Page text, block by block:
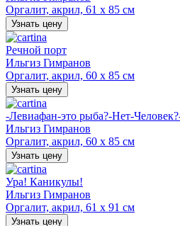
Оргалит, акрил, 61 х 85 см
Узнать цену
Речной порт
Ильгиз Гимранов
Оргалит, акрил, 60 х 85 см
Узнать цену
-Левиафан-это рыба?-Нет-
Ильгиз Гимранов
Оргалит, акрил, 60 х 85 см
Узнать цену
Ура! Каникулы!
Ильгиз Гимранов
Оргалит, акрил, 61 х 91 см
Узнать цену